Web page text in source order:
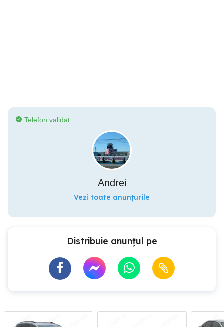
Telefon validat
Andrei
Vezi toate anunțurile
Distribuie anunțul pe